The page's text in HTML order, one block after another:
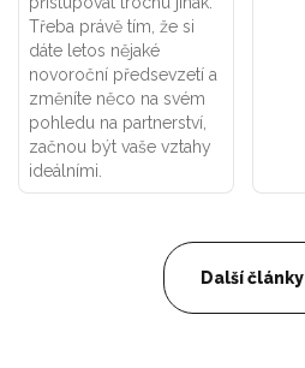
Třeba právě tím, že si
dáte letos nějaké
novoroční předsevzetí a
změníte něco na svém
pohledu na partnerství,
začnou být vaše vztahy
ideálními.
Další články